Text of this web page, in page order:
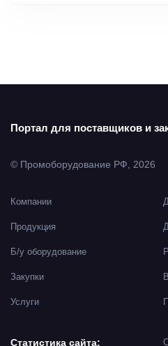
Портал для поставщиков и
© Промоборудование РФ, 2026
Компании
Продукция
Б/у оборудование
Закупки
Услуги
Статистика сайта: